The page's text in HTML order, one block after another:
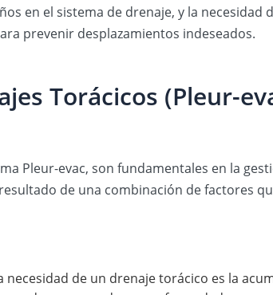
en el sistema de drenaje, y la necesidad
prevenir desplazamientos indeseados.
Torácicos (Pleur-
Pleur-evac, son fundamentales en la
de una combinación de factores
de un drenaje torácico es la